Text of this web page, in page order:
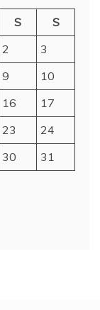
S
S
2
3
9
10
16
17
23
24
30 31